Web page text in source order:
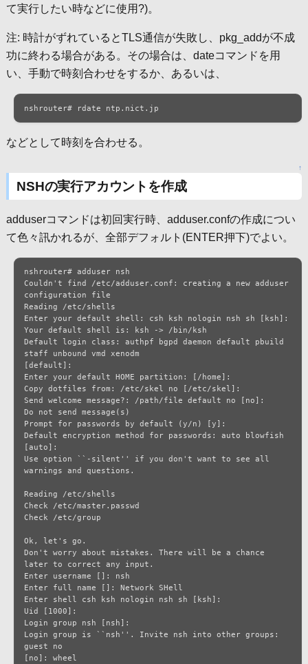
て実行したい時などに使用?)。
注: 時計がずれているとTLS通信が失敗し、pkg_addが不成
功に終わる場合がある。その場合は、dateコマンドを用
い、手動で時刻合わせをするか、あるいは、
nshrouter# rdate ntp.nict.jp
などとして時刻を合わせる。
↑
NSHの実行アカウントを作成
adduserコマンドは初回実行時、adduser.confの作成につい
て色々訊かれるが、全部デフォルト(ENTER押下)でよい。
nshrouter# adduser nsh
Couldn't find /etc/adduser.conf: creating a new adduser
configuration file
Reading /etc/shells
Enter your default shell: csh ksh nologin nsh sh [ksh]:
Your default shell is: ksh -> /bin/ksh
Default login class: authpf bgpd daemon default pbuild
staff unbound vmd xenodm
[default]:
Enter your default HOME partition: [/home]:
Copy dotfiles from: /etc/skel no [/etc/skel]:
Send welcome message?: /path/file default no [no]:
Do not send message(s)
Prompt for passwords by default (y/n) [y]:
Default encryption method for passwords: auto blowfish
[auto]:
Use option ``-silent'' if you don't want to see all
warnings and questions.
Reading /etc/shells
Check /etc/master.passwd
Check /etc/group
Ok, let's go.
Don't worry about mistakes. There will be a chance
later to correct any input.
Enter username []: nsh
Enter full name []: Network SHell
Enter shell csh ksh nologin nsh sh [ksh]:
Uid [1000]:
Login group nsh [nsh]:
Login group is ``nsh''. Invite nsh into other groups:
guest no
[no]: wheel